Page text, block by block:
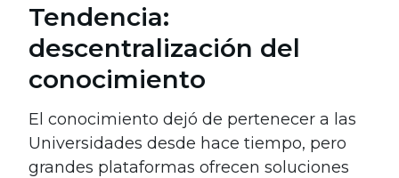
Tendencia:
descentralización del
conocimiento
El conocimiento dejó de pertenecer a las
Universidades desde hace tiempo, pero
grandes plataformas ofrecen soluciones